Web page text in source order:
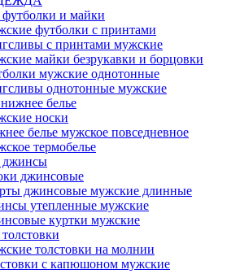
и майки
футболки с принтами
с принтами мужские
майки безрукавки и борцовки
мужские однотонные
однотонные мужские
белье
носки
белье мужское повседневное
термобелье
джинсовые
джинсовые мужские длинные
утепленные мужские
куртки мужские
толстовки на молнии
с капюшоном мужские